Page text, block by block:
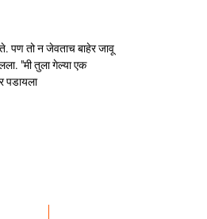
पण तो न जेवताच बाहेर जावू
"मी तुला गेल्या एक
पडायला